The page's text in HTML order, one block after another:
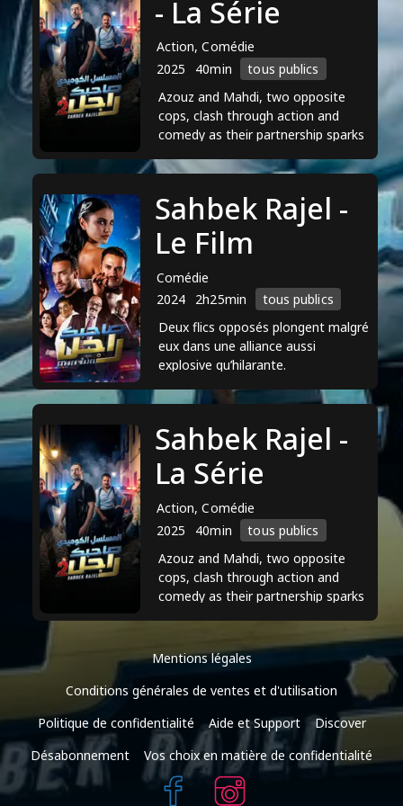
Fourth Wall". Il a contribué de manière
significative à l'industrie du
divertissement tunisienne, démontrant
son talent et sa polyvalence dans divers
- La Série
Action, Comédie
2025
40min
tous publics
Azouz and Mahdi, two opposite
cops, clash through action and
comedy as their partnership sparks
Sahbek Rajel -
Le Film
Comédie
2024
2h25min
tous publics
Deux flics opposés plongent malgré
eux dans une alliance aussi
explosive qu’hilarante.
Sahbek Rajel -
La Série
Action, Comédie
2025
40min
tous publics
Azouz and Mahdi, two opposite
cops, clash through action and
comedy as their partnership sparks
Mentions légales
Conditions générales de ventes et d'utilisation
Politique de confidentialité
Aide et Support
Discover
Désabonnement
Vos choix en matière de confidentialité